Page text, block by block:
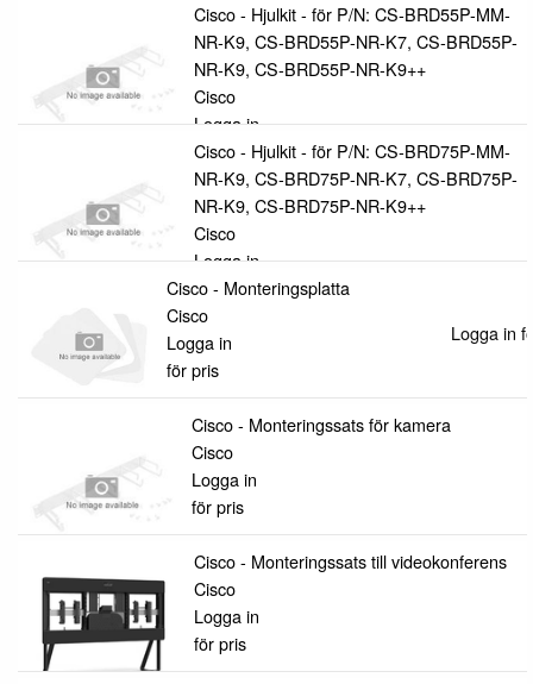
för pris
Cisco - Hjulkit - för P/N: CS-BRD55P-MM-
NR-K9, CS-BRD55P-NR-K7, CS-BRD55P-
NR-K9, CS-BRD55P-NR-K9++
Cisco
Logga in
för pris
Cisco - Hjulkit - för P/N: CS-BRD75P-MM-
NR-K9, CS-BRD75P-NR-K7, CS-BRD75P-
NR-K9, CS-BRD75P-NR-K9++
Cisco
Logga in
för pris
Cisco - Monteringsplatta
Cisco
Logga in
för pris
Logga in
Cisco - Monteringssats för kamera
Cisco
Logga in
för pris
Cisco - Monteringssats till videokonferens
Cisco
Logga in
för pris